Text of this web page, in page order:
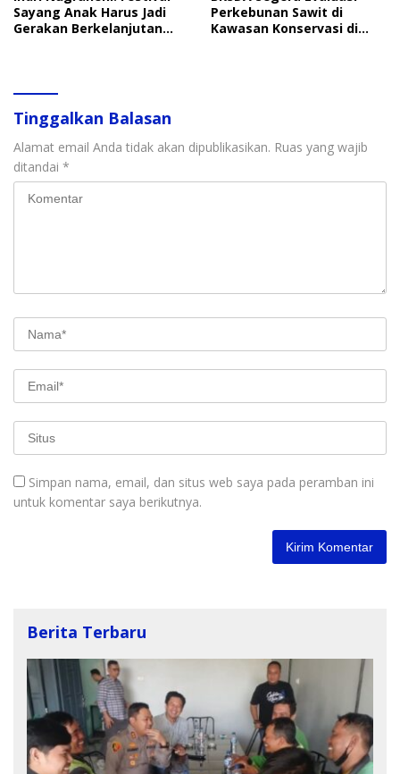
Sayang Anak Harus Jadi
Gerakan Berkelanjutan
Perkebunan Sawit di
Kawasan Konservasi di
Tinggalkan Balasan
Alamat email Anda tidak akan dipublikasikan. Ruas yang wajib
ditandai *
Simpan nama, email, dan situs web saya pada peramban ini
untuk komentar saya berikutnya.
Berita Terbaru